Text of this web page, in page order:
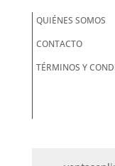
QUIÉNES SOMOS
CONTACTO
TÉRMINOS Y